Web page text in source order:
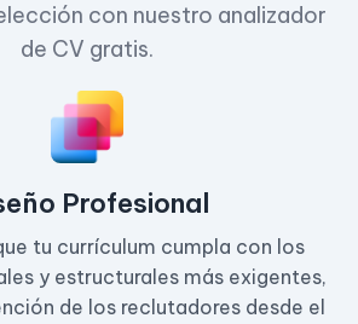
con nuestro analizador
de CV gratis.
Profesional
tu currículum cumpla con los
y estructurales más exigentes,
de los reclutadores desde el